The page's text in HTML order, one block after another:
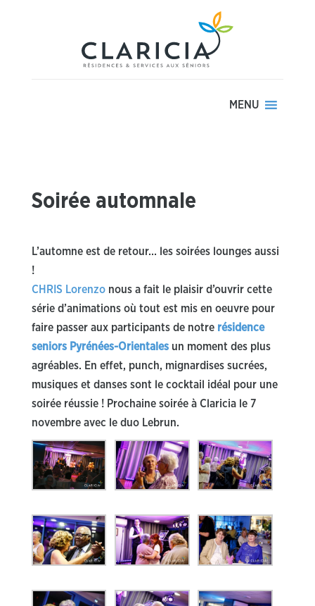
MENU
Soirée automnale
L’automne est de retour… les soirées lounges aussi
!
CHRIS Lorenzonous a fait le plaisir d’ouvrir cette
série d’animations où tout est mis en oeuvre pour
faire passer aux participants de notre résidence
seniors Pyrénées-Orientalesun moment des plus
agréables. En effet, punch, mignardises sucrées,
musiques et danses sont le cocktail idéal pour une
soirée réussie ! Prochaine soirée à Claricia le 7
novembre avec le duo Lebrun.